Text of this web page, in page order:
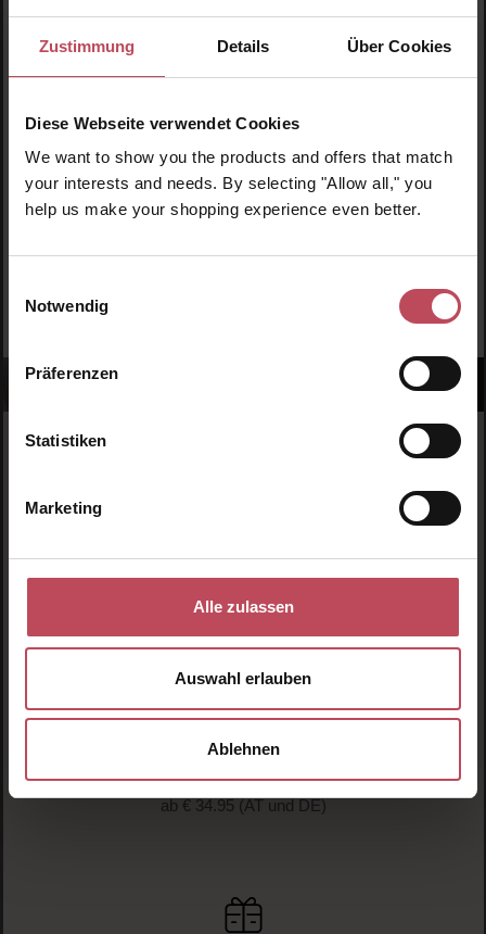
Zustimmung Details Über Cookies
Diese Webseite verwendet Cookies
We want to show you the products and offers that match
your interests and needs. By selecting "Allow all," you
help us make your shopping experience even better.
Notwendig
Präferenzen
Statistiken
Marketing
Alle zulassen
Auswahl erlauben
Ablehnen
Anmelden & exklusive Vorteile
genießen!
Melde dich jetzt zum Newsletter an und erhalte als
Dankeschön 10 %* auf deinen ersten Einkauf. Verpasse
keine Beauty-News mehr und erhalte exklusive Rabatte!
JETZT ANMELDEN
Schnelle Lieferung
Versandkostenfrei
ab € 34.95 (AT und DE)